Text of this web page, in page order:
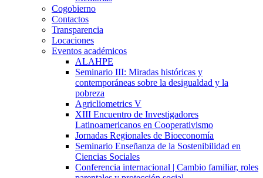
Cogobierno
Contactos
Transparencia
Locaciones
Eventos académicos
ALAHPE
Seminario III: Miradas históricas y
contemporáneas sobre la desigualdad y la
pobreza
Agricliometrics V
XIII Encuentro de Investigadores
Latinoamericanos en Cooperativismo
Jornadas Regionales de Bioeconomía
Seminario Enseñanza de la Sostenibilidad en
Ciencias Sociales
Conferencia internacional | Cambio familiar, roles